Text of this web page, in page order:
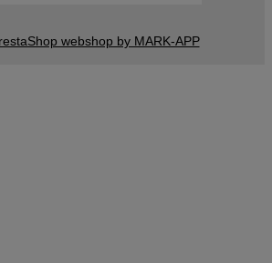
webshop by MARK-APP